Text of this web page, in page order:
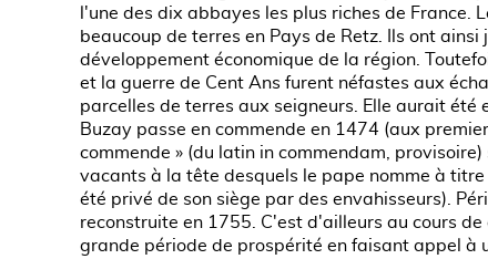
l'une des dix abbayes les plus riches de France.
beaucoup de terres en Pays de Retz. Ils ont ainsi
développement économique de la région.
et la guerre de Cent Ans furent néfastes aux
parcelles de terres aux seigneurs. Elle aurait
Buzay passe en commende en 1474 (aux
commende » (du latin in commendam,
vacants à la tête desquels le pape nomme à
été privé de son siège par des envahisseurs).
reconstruite en 1755. C'est d'ailleurs au cours de
grande période de prospérité en faisant appel à